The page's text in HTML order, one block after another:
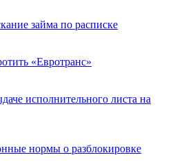
займа по расписке
«Евротранс»
исполнительного листа на
нормы о разблокировке